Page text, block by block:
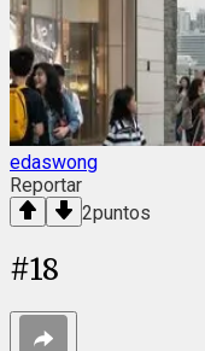
edaswong
Reportar
2puntos
#18